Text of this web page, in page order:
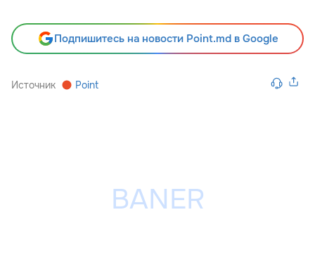
Подпишитесь на новости Point.md в Google
Источник Point